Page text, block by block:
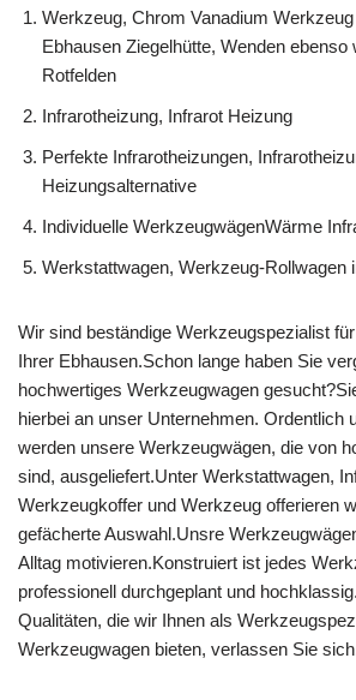
Werkzeug, Chrom Vanadium
Ebhausen Ziegelhütte, Wenden ebenso
Rotfelden
Infrarotheizung, Infrarot Heizung
Perfekte Infrarotheizungen,
Heizungsalternative
Individuelle WerkzeugwägenWärme
Werkstattwagen, Werkzeug-Rollwagen
Wir sind beständige Werkzeugspezialist
Ihrer Ebhausen.Schon lange haben Sie
hochwertiges Werkzeugwagen
hierbei an unser Unternehmen. Ordentlich
werden unsere Werkzeugwägen, die von
sind, ausgeliefert.Unter Werkstattwagen,
Werkzeugkoffer und Werkzeug offerieren
gefächerte Auswahl.Unsre
Alltag motivieren.Konstruiert ist jedes
professionell durchgeplant und
Qualitäten, die wir Ihnen als
Werkzeugwagen bieten, verlassen Sie